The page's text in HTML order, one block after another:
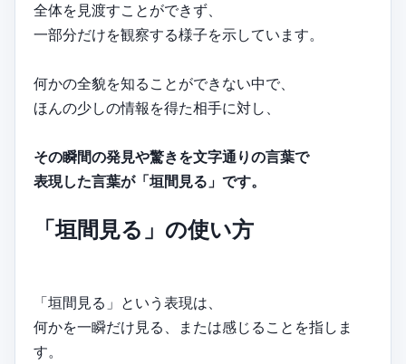
全体を見渡すことができず、
一部分だけを観察する様子を示しています。
何かの全貌を知ることができない中で、
ほんの少しの情報を得た相手に対し、
その瞬間の発見や驚きを文字通りの言葉で
表現した言葉が「垣間見る」です。
「垣間見る」の使い方
「垣間見る」という表現は、
何かを一瞬だけ見る、または感じることを指しま
す。